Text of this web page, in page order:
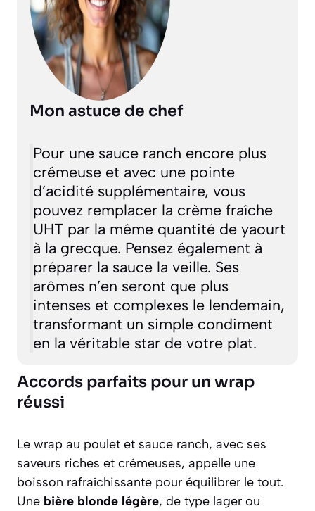
Mon astuce de chef
Pour une sauce ranch encore plus
crémeuse et avec une pointe
d’acidité supplémentaire, vous
pouvez remplacer la crème fraîche
UHT par la même quantité de yaourt
à la grecque. Pensez également à
préparer la sauce la veille. Ses
arômes n’en seront que plus
intenses et complexes le lendemain,
transformant un simple condiment
en la véritable star de votre plat.
Accords parfaits pour un wrap
réussi
Le wrap au poulet et sauce ranch, avec ses
saveurs riches et crémeuses, appelle une
boisson rafraîchissante pour équilibrer le tout.
Une bière blonde légère, de type lager ou